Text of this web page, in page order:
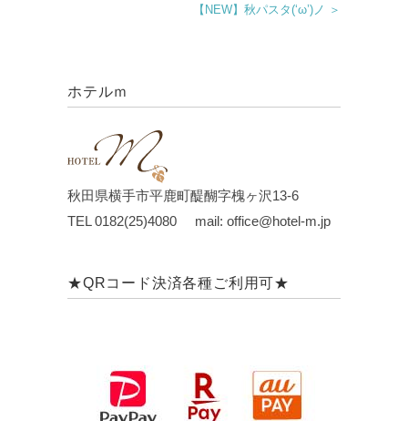
【NEW】秋パスタ(‘ω’)ノ ＞
ホテルｍ
秋田県横手市平鹿町醍醐字槐ヶ沢13-6
TEL 0182(25)4080 mail: office@hotel-m.jp
★QRコード決済各種ご利用可★